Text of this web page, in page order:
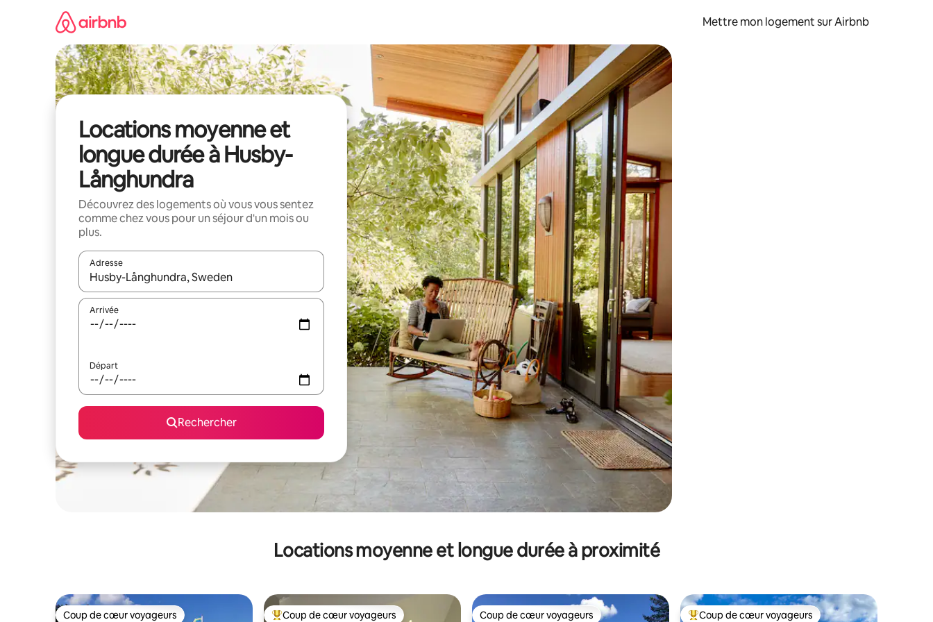
Mettre mon logement sur Airbnb
Locations moyenne et
longue durée à Husby-
Långhundra
Découvrez des logements où vous vous sentez
comme chez vous pour un séjour d'un mois ou
plus.
Adresse
Lorsque les résultats s'affichent, utilisez les flèches vers le haut et vers le bas pour les parcourir ou en appuyant et en faisant glisser.
Arrivée
Départ
Rechercher
Locations moyenne et longue durée à proximité
Coup de cœur voyageurs Coup de cœur voyageurs Coup de cœur voyageurs Coup de cœur voyageurs